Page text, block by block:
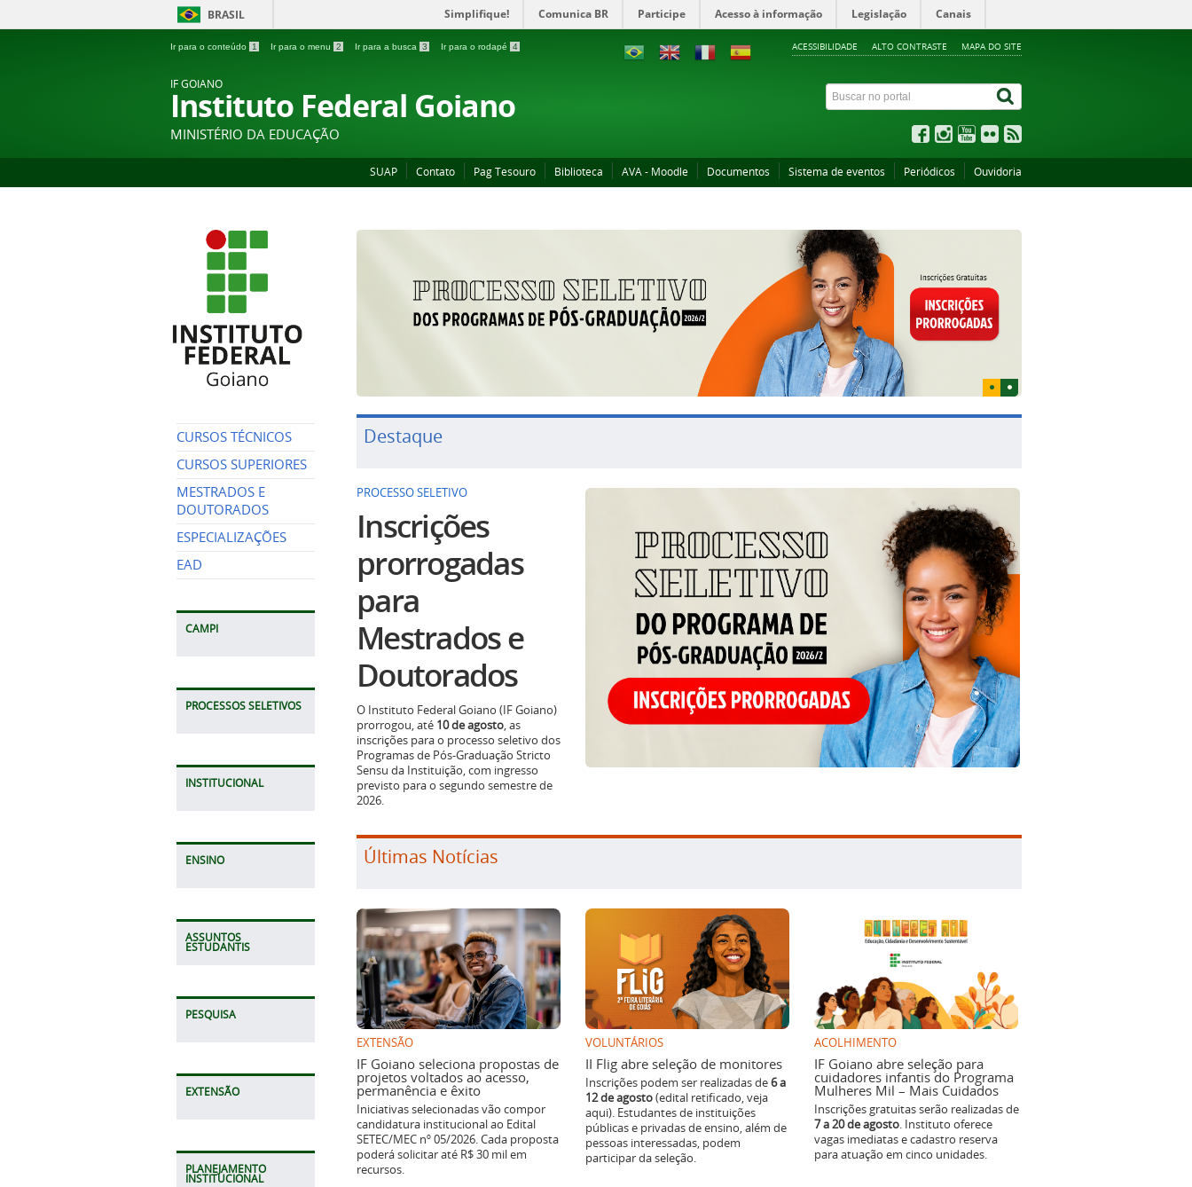
BRASIL Simplifique! Comunica BR Participe Acesso à informação Legislação Canais
Ir para o conteúdo 1 Ir para o menu 2 Ir para a busca 3 Ir para o rodapé 4 ACESSIBILIDADE ALTO CONTRASTE MAPA DO SITE
IF GOIANO
Instituto Federal Goiano
MINISTÉRIO DA EDUCAÇÃO
SUAP Contato Pag Tesouro Biblioteca AVA - Moodle Documentos Sistema de eventos Periódicos Ouvidoria
CURSOS TÉCNICOS
CURSOS SUPERIORES
MESTRADOS E
DOUTORADOS
ESPECIALIZAÇÕES
EAD
CAMPI
PROCESSOS SELETIVOS
INSTITUCIONAL
ENSINO
ASSUNTOS
ESTUDANTIS
PESQUISA
EXTENSÃO
PLANEJAMENTO
INSTITUCIONAL
Destaque
PROCESSO SELETIVO
Inscrições
prorrogadas
para
Mestrados e
Doutorados
O Instituto Federal Goiano (IF Goiano)
prorrogou, até 10 de agosto, as
inscrições para o processo seletivo dos
Programas de Pós-Graduação Stricto
Sensu da Instituição, com ingresso
previsto para o segundo semestre de
2026.
Últimas Notícias
EXTENSÃO
IF Goiano seleciona propostas de
projetos voltados ao acesso,
permanência e êxito
Iniciativas selecionadas vão compor
candidatura institucional ao Edital
SETEC/MEC nº 05/2026. Cada proposta
poderá solicitar até R$ 30 mil em
recursos.
VOLUNTÁRIOS
II Flig abre seleção de monitores
Inscrições podem ser realizadas de6 a
12 de agosto(edital retificado, veja
aqui). Estudantes de instituições
públicas e privadas de ensino, além de
pessoas interessadas, podem
participar da seleção.
ACOLHIMENTO
IF Goiano abre seleção para
cuidadores infantis do Programa
Mulheres Mil – Mais Cuidados
Inscrições gratuitas serão realizadas de
7 a 20 de agosto. Instituto oferece
vagas imediatas e cadastro reserva
para atuação em cinco unidades.